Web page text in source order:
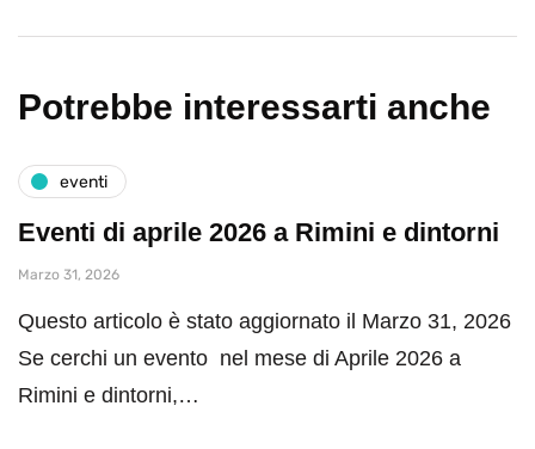
Potrebbe interessarti anche
eventi
Eventi di aprile 2026 a Rimini e dintorni
Marzo 31, 2026
Questo articolo è stato aggiornato il Marzo 31, 2026
Se cerchi un evento nel mese di Aprile 2026 a
Rimini e dintorni,…